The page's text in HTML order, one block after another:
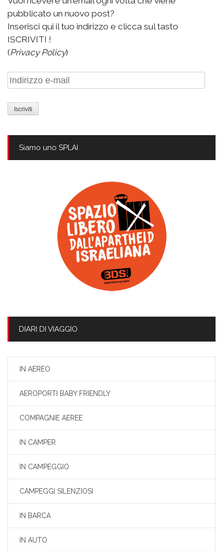
pubblicato un nuovo post?
Inserisci qui il tuo indirizzo e clicca sul tasto
ISCRIVITI !
(Privacy Policy)
Indirizzo
e-
mail
Siamo uno SPLAI
DIARI DI VIAGGIO
IN AEREO
AEROPORTI BABY FRIENDLY
COMPAGNIE AEREE
IN CAMPER
IN CAMPEGGIO
CAMPEGGI SILENZIOSI
IN BARCA
IN AUTO